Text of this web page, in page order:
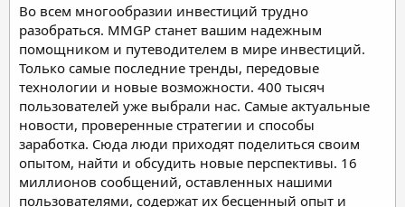
Во всем многообразии инвестиций трудно
разобраться. MMGP станет вашим надежным
помощником и путеводителем в мире инвестиций.
Только самые последние тренды, передовые
технологии и новые возможности. 400 тысяч
пользователей уже выбрали нас. Самые актуальные
новости, проверенные стратегии и способы
заработка. Сюда люди приходят поделиться своим
опытом, найти и обсудить новые перспективы. 16
миллионов сообщений, оставленных нашими
пользователями, содержат их бесценный опыт и